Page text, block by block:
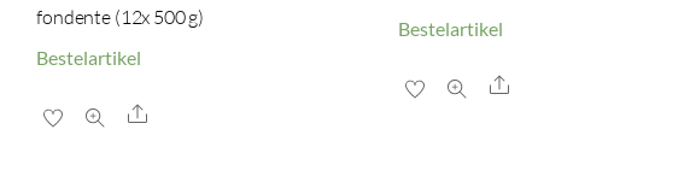
fondente (12x 500 g)
Bestelartikel
Share
Bestelartikel
Share